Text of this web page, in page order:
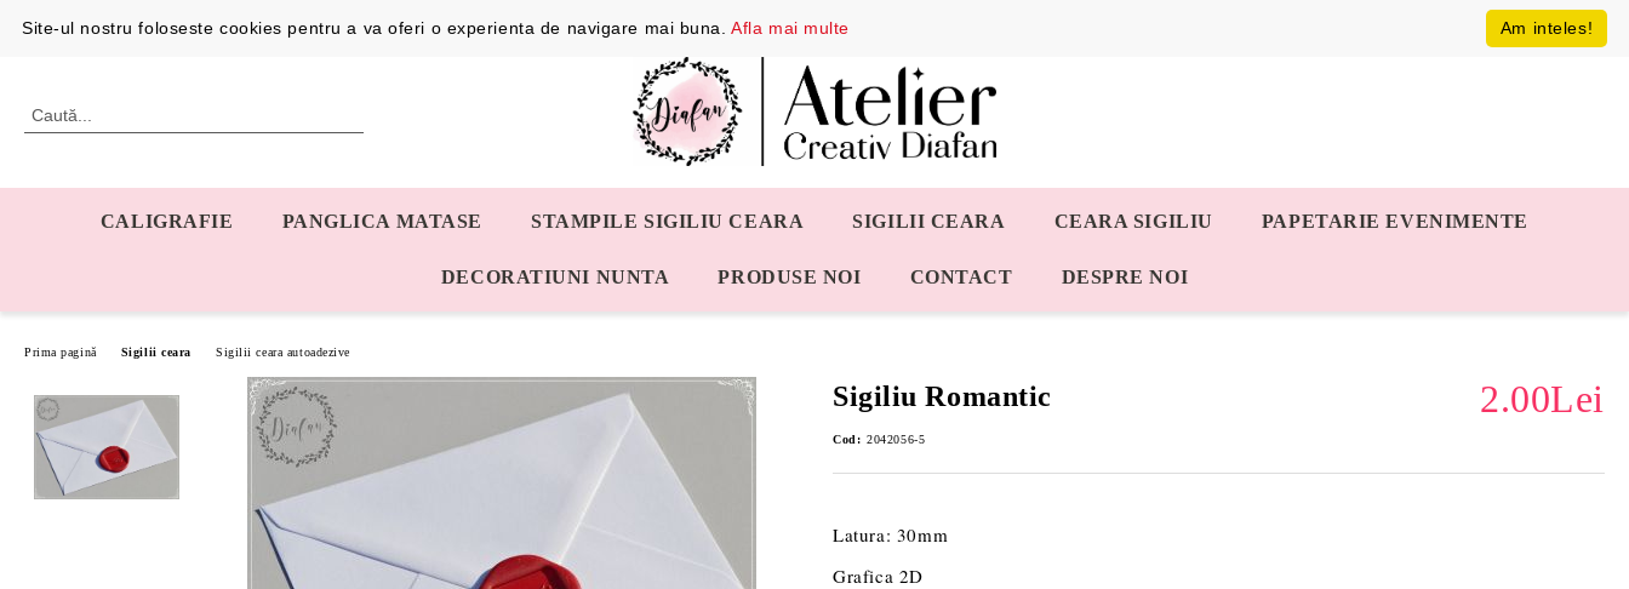
Profil 0726192387
CALIGRAFIE PANGLICA MATASE STAMPILE SIGILIU CEARA SIGILII CEARA CEARA SIGILIU PAPETARIE EVENIMENTE
DECORATIUNI NUNTA PRODUSE NOI CONTACT DESPRE NOI
Prima pagină Sigilii ceara Sigilii ceara autoadezive
Sigiliu Romantic 2.00Lei
Cod: 2042056-5
Latura: 30mm
Grafica 2D
Am inteles!
Site-ul nostru foloseste cookies pentru a va oferi o experienta de navigare mai buna.Afla mai multe